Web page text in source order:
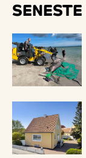
SENESTE